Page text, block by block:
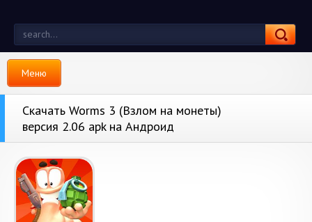
Меню
Скачать Worms 3 (Взлом на монеты)
версия 2.06 apk на Андроид